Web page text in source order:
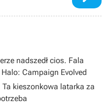
nadszedł cios. Fala
Campaign Evolved
kieszonkowa latarka za